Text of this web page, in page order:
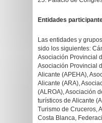
Entidades
Las entidades y
sido los siguientes:
Asociación Provincial
Asociación Provincial
Alicante (APEHA),
Alicante (ARA),
(ALROA), Asociación
turísticos de Alicante
Turismo de Cruceros,
Costa Blanca,